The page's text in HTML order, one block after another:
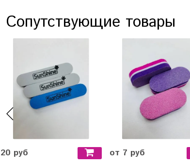
Сопутствующие товары
20 руб от 7 руб